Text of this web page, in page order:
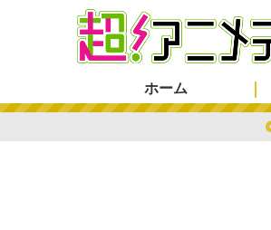
ホーム